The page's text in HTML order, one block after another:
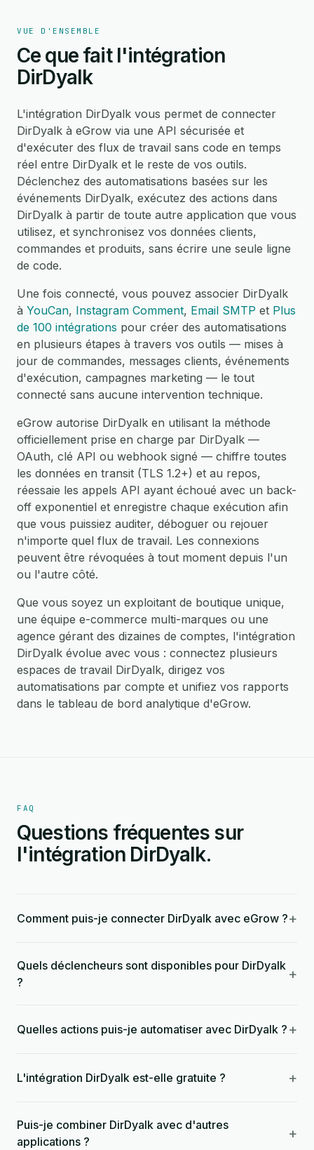
VUE D'ENSEMBLE
Ce que fait l'intégration
DirDyalk
L'intégration DirDyalk vous permet de connecter
DirDyalk à eGrow via une API sécurisée et
d'exécuter des flux de travail sans code en temps
réel entre DirDyalk et le reste de vos outils.
Déclenchez des automatisations basées sur les
événements DirDyalk, exécutez des actions dans
DirDyalk à partir de toute autre application que vous
utilisez, et synchronisez vos données clients,
commandes et produits, sans écrire une seule ligne
de code.
Une fois connecté, vous pouvez associer DirDyalk
à YouCan, Instagram Comment, Email SMTP et Plus
de 100 intégrations pour créer des automatisations
en plusieurs étapes à travers vos outils — mises à
jour de commandes, messages clients, événements
d'exécution, campagnes marketing — le tout
connecté sans aucune intervention technique.
eGrow autorise DirDyalk en utilisant la méthode
officiellement prise en charge par DirDyalk —
OAuth, clé API ou webhook signé — chiffre toutes
les données en transit (TLS 1.2+) et au repos,
réessaie les appels API ayant échoué avec un back-
off exponentiel et enregistre chaque exécution afin
que vous puissiez auditer, déboguer ou rejouer
n'importe quel flux de travail. Les connexions
peuvent être révoquées à tout moment depuis l'un
ou l'autre côté.
Que vous soyez un exploitant de boutique unique,
une équipe e-commerce multi-marques ou une
agence gérant des dizaines de comptes, l'intégration
DirDyalk évolue avec vous : connectez plusieurs
espaces de travail DirDyalk, dirigez vos
automatisations par compte et unifiez vos rapports
dans le tableau de bord analytique d'eGrow.
FAQ
Questions fréquentes sur
l'intégration DirDyalk.
Comment puis-je connecter DirDyalk avec eGrow ?+
Quels déclencheurs sont disponibles pour DirDyalk
?
+
Quelles actions puis-je automatiser avec DirDyalk ? +
L'intégration DirDyalk est-elle gratuite ? +
Puis-je combiner DirDyalk avec d'autres
applications ?
+